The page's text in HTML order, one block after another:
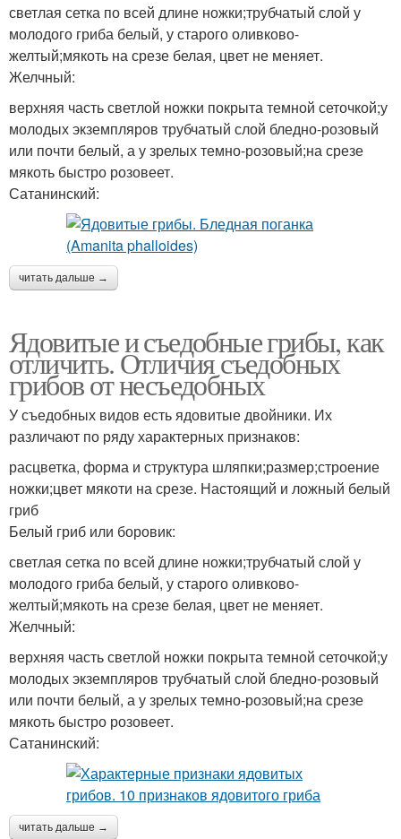
светлая сетка по всей длине ножки;трубчатый слой у
молодого гриба белый, у старого оливково-
желтый;мякоть на срезе белая, цвет не меняет.
Желчный:
верхняя часть светлой ножки покрыта темной сеточкой;у
молодых экземпляров трубчатый слой бледно-розовый
или почти белый, а у зрелых темно-розовый;на срезе
мякоть быстро розовеет.
Сатанинский:
читать дальше →
Ядовитые и съедобные грибы, как
отличить. Отличия съедобных
грибов от несъедобных
У съедобных видов есть ядовитые двойники. Их
различают по ряду характерных признаков:
расцветка, форма и структура шляпки;размер;строение
ножки;цвет мякоти на срезе. Настоящий и ложный белый
гриб
Белый гриб или боровик:
светлая сетка по всей длине ножки;трубчатый слой у
молодого гриба белый, у старого оливково-
желтый;мякоть на срезе белая, цвет не меняет.
Желчный:
верхняя часть светлой ножки покрыта темной сеточкой;у
молодых экземпляров трубчатый слой бледно-розовый
или почти белый, а у зрелых темно-розовый;на срезе
мякоть быстро розовеет.
Сатанинский:
читать дальше →